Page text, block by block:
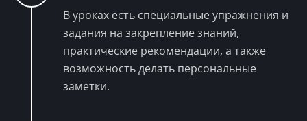
В уроках есть специальные упражнения и
задания на закрепление знаний,
практические рекомендации, а также
возможность делать персональные
заметки.